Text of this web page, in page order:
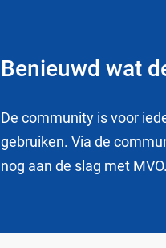
Benieuwd wat
De community is voor
gebruiken. Via de
nog aan de slag met MVO.